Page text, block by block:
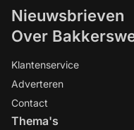
Nieuwsbrieven
Over
Klantenservice
Adverteren
Contact
Thema's